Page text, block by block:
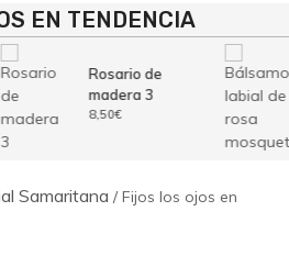
EN TENDENCIA
Rosario de
madera 3
8,50€
Samaritana / Fijos los ojos en